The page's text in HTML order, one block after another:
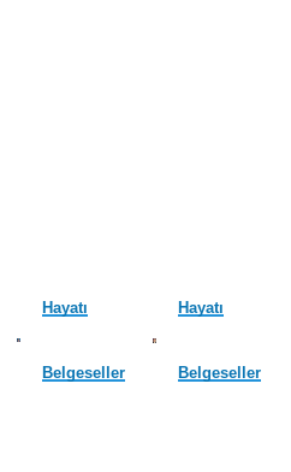
Hayatı
Belgeseller
Hayatı
Belgeseller